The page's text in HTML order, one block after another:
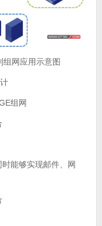
网应用示意图
组网
能够实现邮件、网